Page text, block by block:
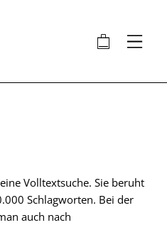
🛍 ⋮
Volltextsuche. Sie beruht
Schlagworten. Bei der
auch nach